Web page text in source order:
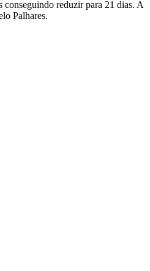
conseguindo reduzir para 21 dias. A
Palhares.